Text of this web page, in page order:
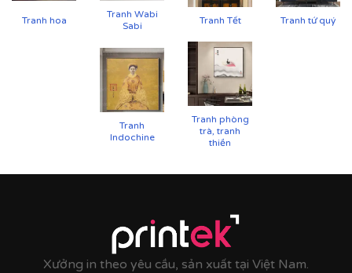
✨Chất liệu khung bền bỉ
Tranh được căng lên khung thông đã qua xử lý
chống cong vênh, ẩm mốc.
Hoàn thiện bằng khung bo viền chất liệu nhựa
composite cao cấp nâng tầm giá trị tranh.
Tranh hoa
Tranh Wabi
Sabi
Tranh Tết Tranh tứ quý
Tranh
Indochine
Tranh phòng
trà, tranh
thiền
Xưởng in theo yêu cầu, sản xuất tại Việt Nam.